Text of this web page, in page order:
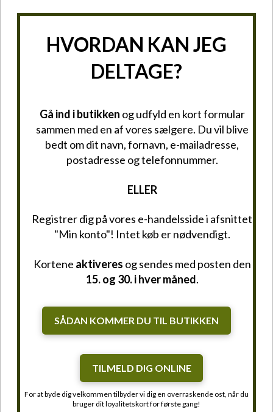
HVORDAN KAN JEG
DELTAGE?
Gå ind i butikken og udfyld en kort formular
sammen med en af vores sælgere. Du vil blive
bedt om dit navn, fornavn, e-mailadresse,
postadresse og telefonnummer.
ELLER
Registrer dig på vores e-handelsside i afsnittet
"Min konto"! Intet køb er nødvendigt.
Kortene aktiveres og sendes med posten den
15. og 30. i hver måned.
SÅDAN KOMMER DU TIL BUTIKKEN
TILMELD DIG ONLINE
For at byde dig velkommen tilbyder vi dig en overraskende ost, når du
bruger dit loyalitetskort for første gang!